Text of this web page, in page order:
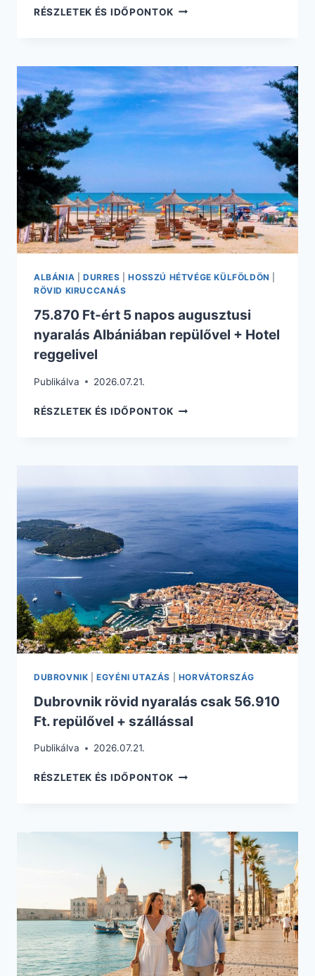
RÉSZLETEK ÉS IDŐPONTOK 28.495
TELJES
NAP
REPÜLŐVEL
HOTEL
ALBÁNIA |DURRES |HOSSZÚ HÉTVÉGE KÜLFÖLDÖN
RÖVID KIRUCCANÁS
75.870 Ft-ért 5 napos augusztusi
nyaralás Albániában repülővel + Hotel
reggelivel
Publikálva 2026.07.21.
RÉSZLETEK ÉS IDŐPONTOK 75.870
NAPOS
NYARALÁS
ALBÁNIÁBAN
REPÜLŐVEL
REGGELIVEL
DUBROVNIK |EGYÉNI UTAZÁS HORVÁTORSZÁG
Dubrovnik rövid nyaralás csak 56.910
Ft. repülővel + szállással
Publikálva 2026.07.21.
RÉSZLETEK ÉS IDŐPONTOK DUBROVNIK
56.910
FT.
REPÜLŐVEL
SZÁLLÁSSAL